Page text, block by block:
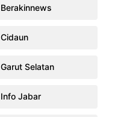
Berakinnews
Cidaun
Garut Selatan
Info Jabar